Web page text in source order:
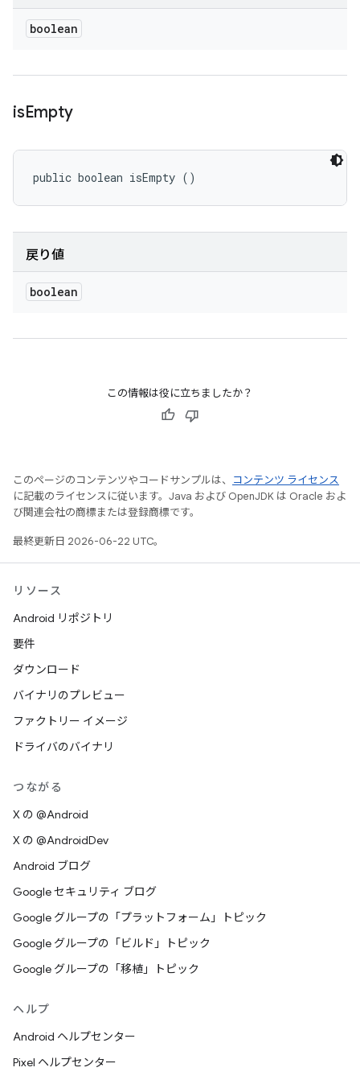
boolean
isEmpty
public boolean isEmpty ()
戻り値
boolean
この情報は役に立ちましたか？
このページのコンテンツやコードサンプルは、
コンテンツ ライセンス
に記載のライセンスに従います。Java および OpenJDK は Oracle およ
び関連会社の商標または登録商標です。
最終更新日 2026-06-22 UTC。
リソース
Android リポジトリ
要件
ダウンロード
バイナリのプレビュー
ファクトリー イメージ
ドライバのバイナリ
つながる
X の @Android
X の @AndroidDev
Android ブログ
Google セキュリティ ブログ
Google グループの「プラットフォーム」トピック
Google グループの「ビルド」トピック
Google グループの「移植」トピック
ヘルプ
Android ヘルプセンター
Pixel ヘルプセンター